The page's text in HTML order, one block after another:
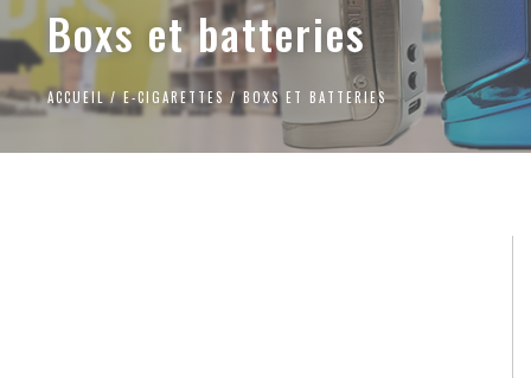
Boxs et batteries
ACCUEIL/E-CIGARETTES / BOXS ET BATTERIES